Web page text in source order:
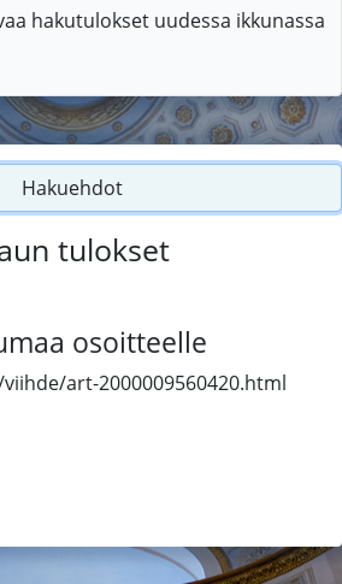
hakutulokset uudessa ikkunassa
Hakuehdot
tulokset
osoitteelle
art-2000009560420.html